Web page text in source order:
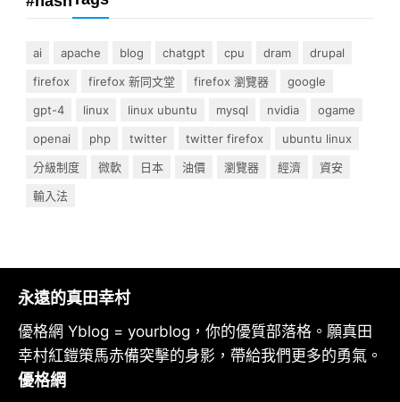
ai apache blog chatgpt cpu dram
drupal
firefox
firefox 新同文堂 firefox 瀏覽器
google
gpt-4
linux linux ubuntu mysql nvidia
ogame
openai
php twitter twitter firefox
ubuntu linux
分級制度
微軟 日本 油價 瀏覽器 經濟
資安
輸入法
永遠的真田幸村
優格網 Yblog = yourblog，你的優質部落格。願真田
幸村紅鎧策馬赤備突擊的身影，帶給我們更多的勇氣。
優格網